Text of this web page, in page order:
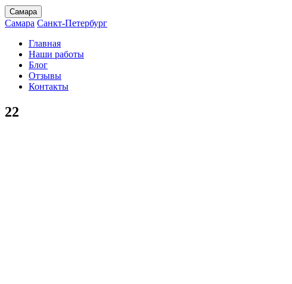
Самара
Самара Санкт-Петербург
Главная
Наши работы
Блог
Отзывы
Контакты
22